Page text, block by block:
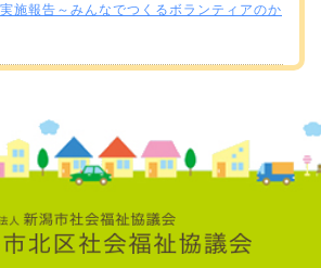
施報告～みんなでつくるボランティアのか